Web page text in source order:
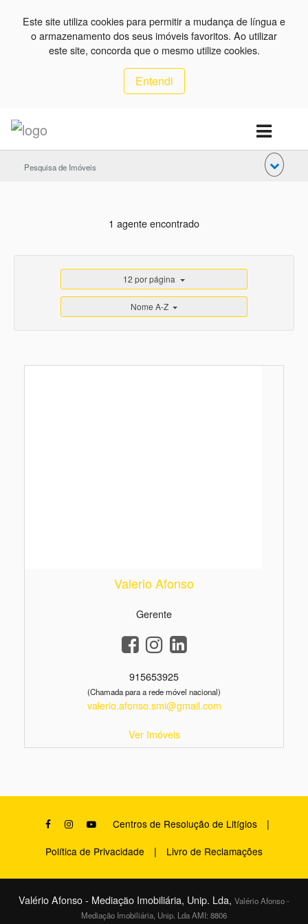
Este site utiliza cookies para permitir a mudança de língua e
o armazenamento dos seus imóveis favoritos. Ao utilizar
este site, concorda que o mesmo utilize cookies.
Entendi
Pesquisa de Imóveis
1 agente encontrado
12 por página
Nome A-Z
Valerio Afonso
Gerente
915653925
(Chamada para a rede móvel nacional)
valerio.afonso.smi@gmail.com
Ver Imóveis
Centros de Resolução de Litígios |
Política de Privacidade | Livro de Reclamações
Valério Afonso - Mediação Imobiliária, Unip. Lda, Valério Afonso -
Mediação Imobiliária, Unip. Lda AMI: 8806